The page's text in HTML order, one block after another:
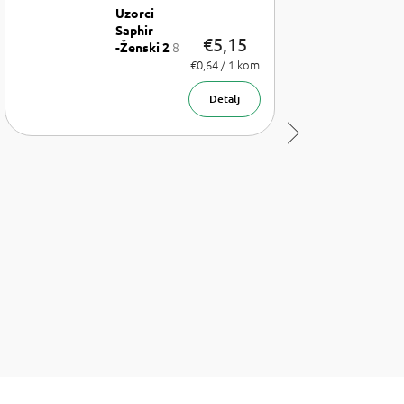
Uzorci
Saphir
-Ženski 2 8
€5,15
Izmjeri
cijenu:
€0,64 / 1 kom
Detalj
proizvod